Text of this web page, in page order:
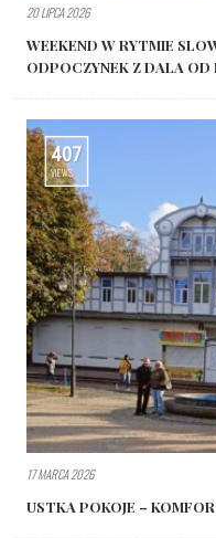
20 LIPCA 2026
WEEKEND W RYTMIE
ODPOCZYNEK Z DALA OD
407
VIEWS
17 MARCA 2026
USTKA POKOJE –